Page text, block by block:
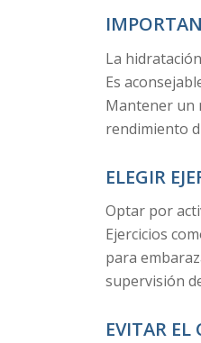
La
Es
Mantener un
rendimiento
ELEGIR
Optar por
Ejercicios
para
supervisión
EVITAR EL